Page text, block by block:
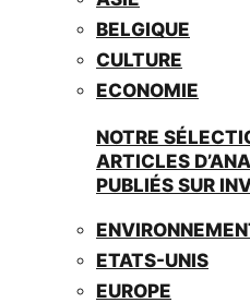
BELGIQUE
CULTURE
ECONOMIE
NOTRE
ARTICLES
PUBLIÉS SUR
ETATS-UNIS
EUROPE